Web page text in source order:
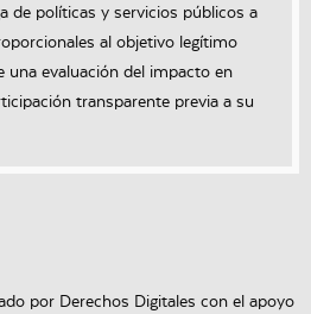
de políticas y servicios públicos a
al objetivo legítimo
una evaluación del impacto en
transparente previa a su
por Derechos Digitales con el apoyo